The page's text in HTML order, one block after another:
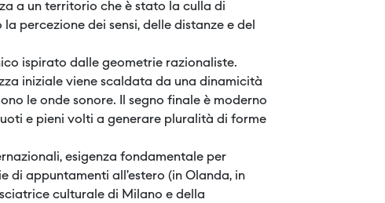
a un territorio che è stato la culla di
percezione dei sensi, delle distanze e del
ispirato dalle geometrie razionaliste.
iniziale viene scaldata da una dinamicità
le onde sonore. Il segno finale è moderno
e pieni volti a generare pluralità di forme
esigenza fondamentale per
di appuntamenti all’estero (in Olanda, in
culturale di Milano e della